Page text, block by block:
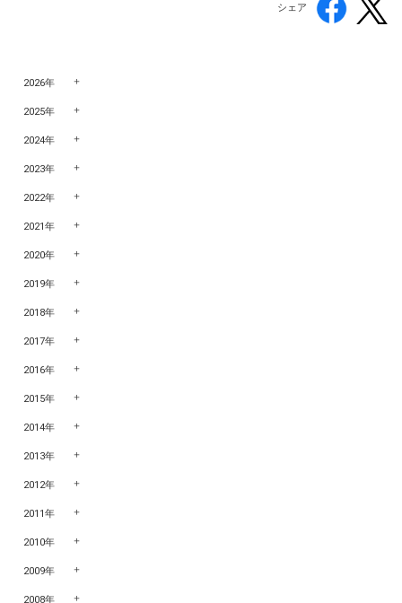
シェア
2026年
2025年
2024年
2023年
2022年
2021年
2020年
2019年
2018年
2017年
2016年
2015年
2014年
2013年
2012年
2011年
2010年
2009年
2008年